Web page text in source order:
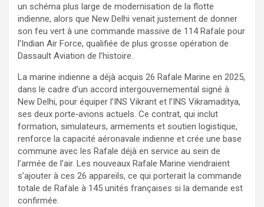
un schéma plus large de modernisation de la flotte
indienne, alors que New Delhi venait justement de donner
son feu vert à une commande massive de 114 Rafale pour
l’Indian Air Force, qualifiée de plus grosse opération de
Dassault Aviation de l’histoire.
La marine indienne a déjà acquis 26 Rafale Marine en 2025,
dans le cadre d’un accord intergouvernemental signé à
New Delhi, pour équiper l’INS Vikrant et l’INS Vikramaditya,
ses deux porte‑avions actuels. Ce contrat, qui inclut
formation, simulateurs, armements et soutien logistique,
renforce la capacité aéronavale indienne et crée une base
commune avec les Rafale déjà en service au sein de
l’armée de l’air. Les nouveaux Rafale Marine viendraient
s’ajouter à ces 26 appareils, ce qui porterait la commande
totale de Rafale à 145 unités françaises si la demande est
confirmée.